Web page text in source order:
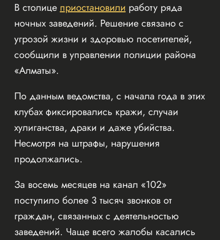
В столицеприостановилиработу ряда
ночных заведений. Решение связано с
угрозой жизни и здоровью посетителей,
сообщили в управлении полиции района
«Алматы».
По данным ведомства, с начала года в этих
клубах фиксировались кражи, случаи
хулиганства, драки и даже убийства.
Несмотря на штрафы, нарушения
продолжались.
За восемь месяцев на канал «102»
поступило более 3 тысяч звонков от
граждан, связанных с деятельностью
заведений. Чаще всего жалобы касались